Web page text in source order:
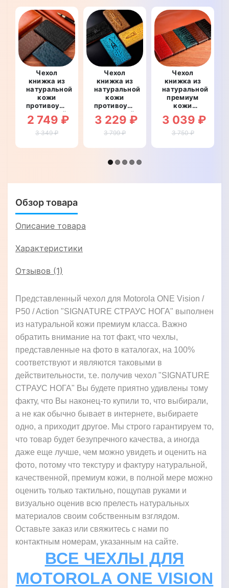
Чехол
книжка из
натуральной
кожи
противоударный
магнитный
для
Motorola
/ P50 /
2 749 ₽
3 349 ₽
Чехол
книжка из
натуральной
кожи
противоударный
магнитный
для
Motorola
/ P50 /
"CROCO
3 229 ₽
3 799 ₽
Чехол
книжка из
натуральной
премиум
кожи
противоударный
магнитный
для
ONE Vision
3 039 ₽
3 750 ₽
Обзор товара
Описание товара
Характеристики
Отзывов (1)
Представленный чехол для Motorola ONE Vision /
P50 / Action "SIGNATURE СТРАУС НОГА" выполнен
из натуральной кожи премиум класса. Важно
обратить внимание на тот факт, что чехлы,
представленные на фото в каталогах, на 100%
соответствуют и являются таковыми в
действительности, т.е. получив чехол "SIGNATURE
СТРАУС НОГА" Вы будете приятно удивлены тому
факту, что Вы наконец-то купили то, что выбирали,
а не как обычно бывает в интернете, выбираете
одно, а приходит другое. Мы строго гарантируем то,
что товар будет безупречного качества, а иногда
даже еще лучше, чем можно увидеть и оценить на
фото, потому что текстуру и фактуру натуральной,
качественной, премиум кожи, в полной мере можно
оценить только тактильно, пощупав руками и
визуально оценив всю прелесть натуральных
материалов своим собственным взглядом.
Оставьте заказ или свяжитесь с нами по
контактным номерам, указанным на сайте.
ВСЕ ЧЕХЛЫ ДЛЯ
MOTOROLA ONE VISION